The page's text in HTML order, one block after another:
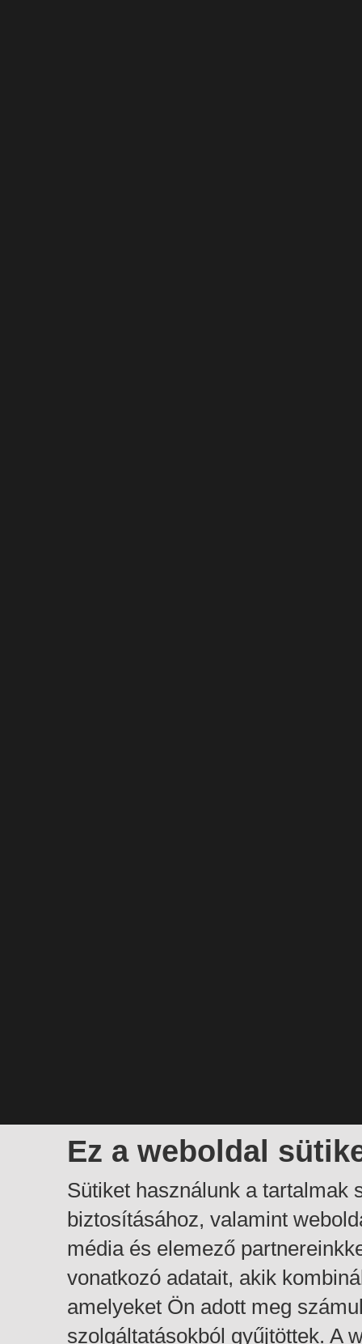
Ez a weboldal
Sütiket használunk a tartalmak
biztosításához, valamint
média és elemező
vonatkozó adatait, akik
amelyeket Ön adott meg
szolgáltatásokból gyűjtöttek. A